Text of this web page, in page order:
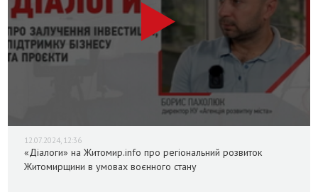
12.07.2024, 12:36
«Діалоги» на Житомир.info про регіональний розвиток
Житомирщини в умовах воєнного стану